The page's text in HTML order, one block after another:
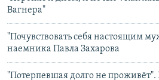
Вагнера"
"Почувствовать себя настоящим
наемника Павла Захарова
"Потерпевшая долго не проживёт".